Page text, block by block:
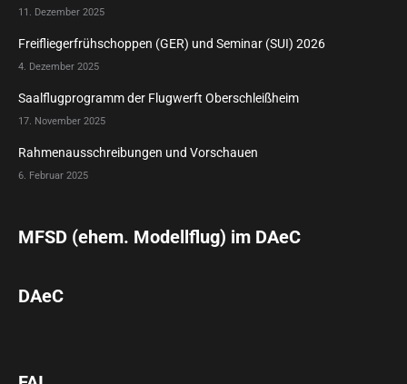
11. Dezember 2025
Freifliegerfrühschoppen (GER) und Seminar (SUI) 2026
4. Dezember 2025
Saalflugprogramm der Flugwerft Oberschleißheim
17. November 2025
Rahmenausschreibungen und Vorschauen
6. Februar 2025
MFSD (ehem. Modellflug) im DAeC
DAeC